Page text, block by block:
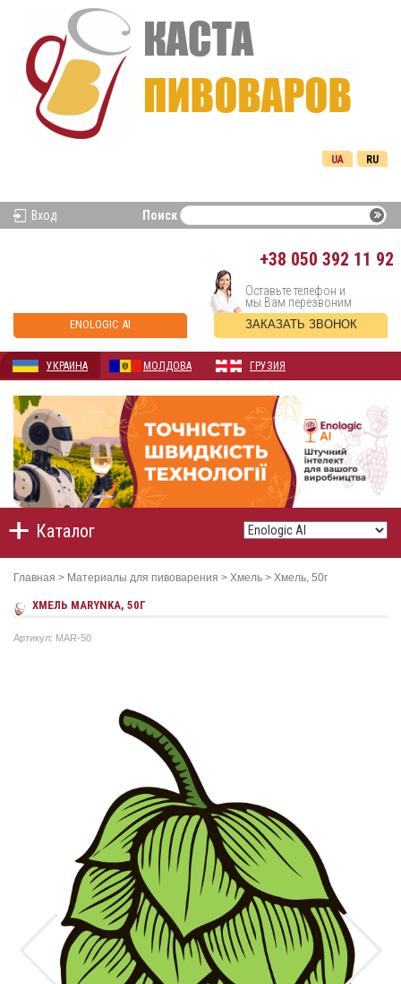
RU
UA
Вход Поиск
+38 050 392 11 92
ENOLOGIC AI
Оставьте телефон и
мы Вам перезвоним
ЗАКАЗАТЬ ЗВОНОК
УКРАИНА МОЛДОВА ГРУЗИЯ
Каталог
Главная > Материалы для пивоварения > Хмель > Хмель, 50г
ХМEЛЬ MARYNKA, 50Г
Артикул: MAR-50